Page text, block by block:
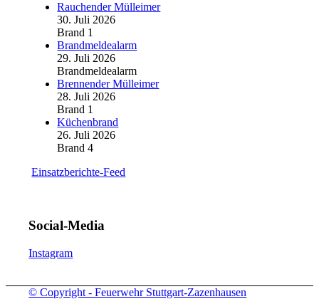
Rauchender Mülleimer
30. Juli 2026
Brand 1
Brandmeldealarm
29. Juli 2026
Brandmeldealarm
Brennender Mülleimer
28. Juli 2026
Brand 1
Küchenbrand
26. Juli 2026
Brand 4
Einsatzberichte-Feed
Social-Media
Instagram
© Copyright - Feuerwehr Stuttgart-Zazenhausen